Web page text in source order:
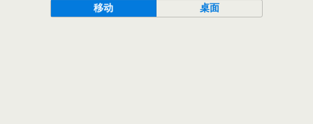
移动 桌面